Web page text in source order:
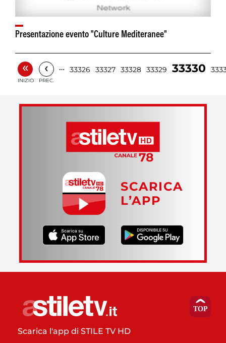
Presentazione evento "Culture Mediteranee"
«
INIZIO
‹
PREC.
… 33326 33327 33328 33329 33330
SCARICA
L’APP
Scarica l'app di STILE TV HD